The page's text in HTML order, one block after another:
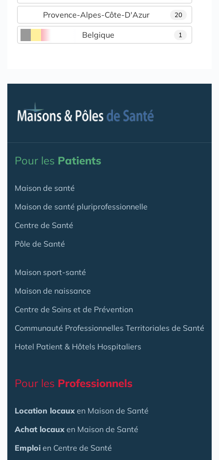
20
Provence-Alpes-Côte-D'Azur
Belgique 1
Pour les Patients
Maison de santé
Maison de santé pluriprofessionnelle
Centre de Santé
Pôle de Santé
Maison sport-santé
Maison de naissance
Centre de Soins et de Prévention
Communauté Professionnelles Territoriales de Santé
Hotel Patient & Hôtels Hospitaliers
Pour les Professionnels
Location locaux en Maison de Santé
Achat locaux en Maison de Santé
Emploi en Centre de Santé